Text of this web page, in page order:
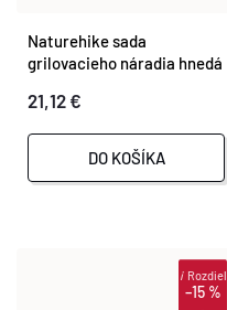
Naturehike sada
grilovacieho náradia hnedá
21,12 €
DO KOŠÍKA
–15 %
iRozdiel